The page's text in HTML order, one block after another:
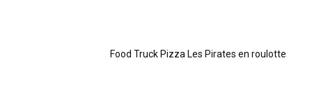
Food Truck Pizza Les Pirates en roulotte